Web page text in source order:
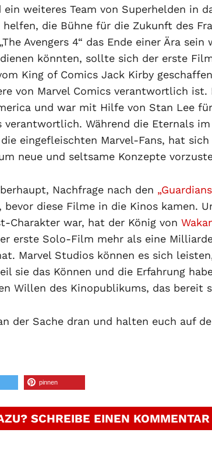
weiteres Team von Superhelden in
die Bühne für die Zukunft des
Avengers 4“ das Ende einer Ära
könnten, sollte sich der erste
King of Comics Jack Kirby
von Marvel Comics verantwortlich
und war mit Hilfe von Stan Lee
verantwortlich. Während die Eternals
eingefleischten Marvel-Fans, hat
neue und seltsame Konzepte
Nachfrage nach den „
bevor diese Filme in die Kinos kamen.
Charakter war, hat der König von
erste Solo-Film mehr als eine
Marvel Studios können es sich
sie das Können und die Erfahrung
Willen des Kinopublikums, das bereit
der Sache dran und halten euch auf
pinnen
SCHREIBE EINEN